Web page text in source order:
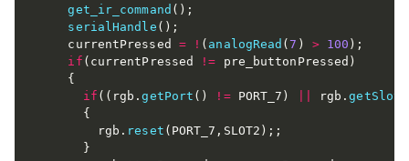
get_ir_command ( ) ;
serialHandle ( ) ;
    currentPressed
= ! ( analogRead (7 ) > 100 ) ;
if ( currentPressed != pre_buttonPressed )
{
if ( ( rgb .getPort ( ) != PORT_7 ) rgb .getSlot
{
        rgb
. reset ( PORT_7 , SLOT2 ) ; ;
}